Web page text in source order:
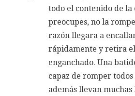
todo el contenido de la
preocupes, no la
razón llegara a
rápidamente y retira el
enganchado. Una
capaz de romper todos
además llevan muchas